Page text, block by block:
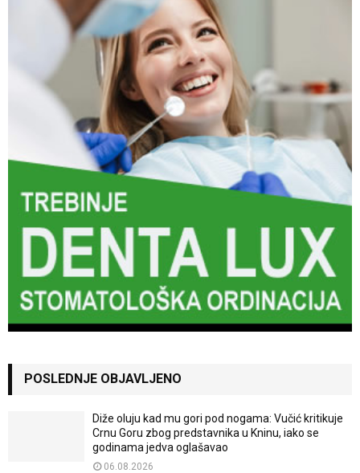
POSLEDNJE OBJAVLJENO
Diže oluju kad mu gori pod nogama: Vučić kritikuje
Crnu Goru zbog predstavnika u Kninu, iako se
godinama jedva oglašavao
06.08.2026